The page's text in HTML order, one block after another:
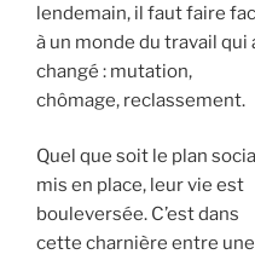
lendemain, il faut faire
à un monde du travail qui
changé : mutation,
chômage, reclassement.
Quel que soit le plan
mis en place, leur vie est
bouleversée. C’est dans
cette charnière entre une